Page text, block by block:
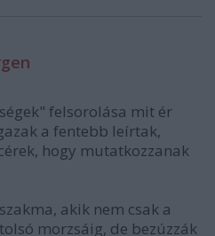
felsorolása mit ér
a fentebb leírtak,
hogy mutatkozzanak
akik nem csak a
morzsáig, de bezúzzák